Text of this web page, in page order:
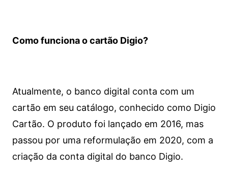
Como funciona o cartão Digio?
Atualmente, o banco digital conta com um
cartão em seu catálogo, conhecido como Digio
Cartão. O produto foi lançado em 2016, mas
passou por uma reformulação em 2020, com a
criação da conta digital do banco Digio.